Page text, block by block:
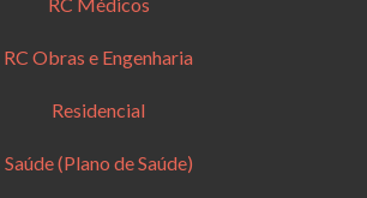
RC Médicos
RC Obras e Engenharia
Residencial
Saúde (Plano de Saúde)